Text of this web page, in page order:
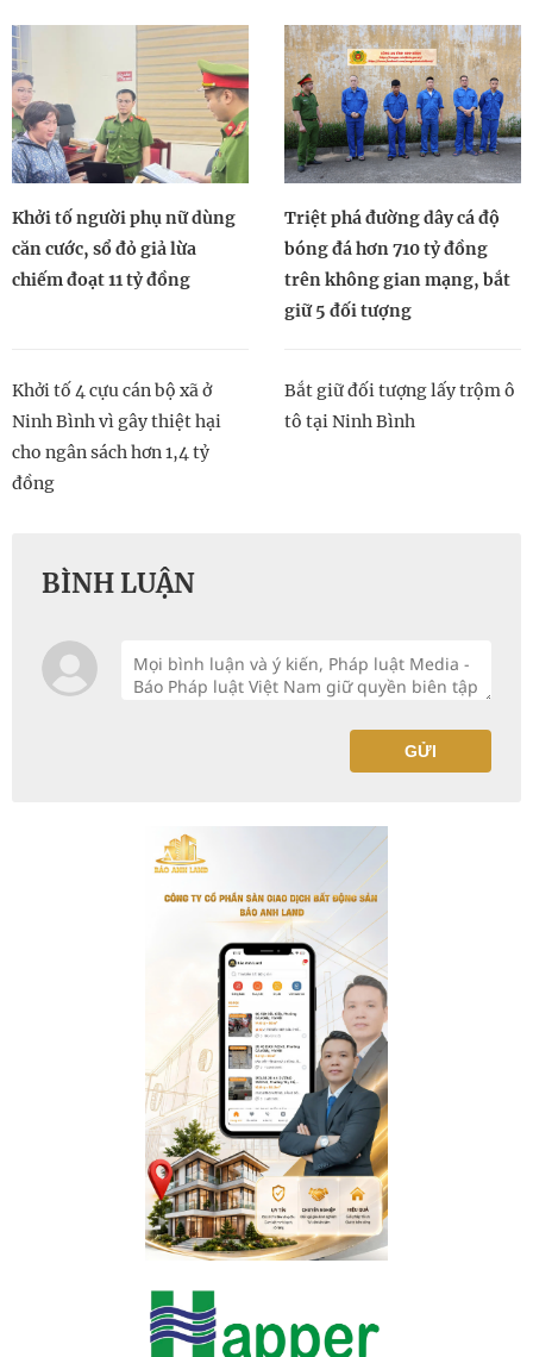
Khởi tố người phụ nữ dùng
căn cước, sổ đỏ giả lừa
chiếm đoạt 11 tỷ đồng
Triệt phá đường dây cá độ
bóng đá hơn 710 tỷ đồng
trên không gian mạng, bắt
giữ 5 đối tượng
Khởi tố 4 cựu cán bộ xã ở
Ninh Bình vì gây thiệt hại
cho ngân sách hơn 1,4 tỷ
đồng
Bắt giữ đối tượng lấy trộm ô
tô tại Ninh Bình
BÌNH LUẬN
GỬI